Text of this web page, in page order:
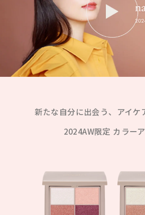
新たな自分に出会う、アイケ
2024AW限定 カラー